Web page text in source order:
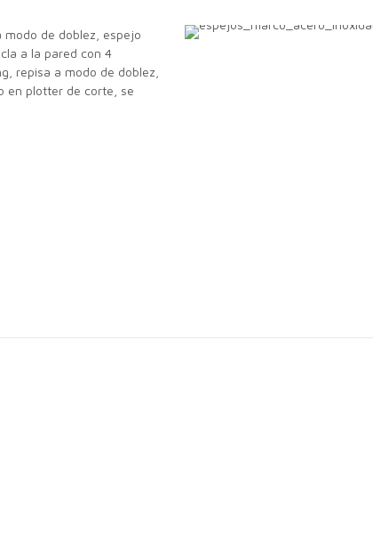
de doblez, espejo
a la pared con 4
repisa a modo de doblez,
en plotter de corte, se